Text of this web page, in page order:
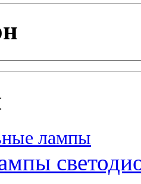
лампы